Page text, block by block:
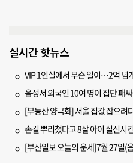
실시간 핫뉴스
VIP 1인실에서 무슨 일이…2억 넘
음성서 외국인 10여 명이 집단 패
[부동산 양극화] 서울 집값 잡으
손길 뿌리쳤다고 8살 아이 실신시
[부산일보 오늘의 운세]7월 27일(